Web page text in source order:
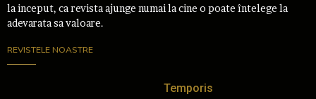
la inceput, ca revista ajunge numai la cine o poate întelege la
adevarata sa valoare.
REVISTELE NOASTRE
Temporis